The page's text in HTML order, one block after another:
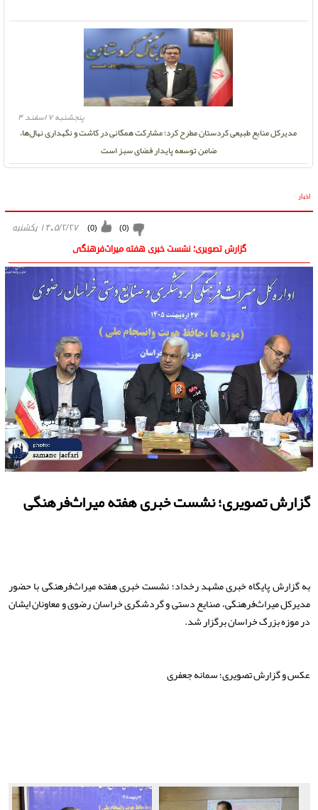
مدیرکل منابع طبیعی کردستان مطرح کرد؛ مشارکت همگانی در کاشت و نگهداری نهال‌ها،
ضامن توسعه پایدار فضای سبز است
پنجشنبه ۷ اسفند ۴
اخبار
۱۴۰۵/۲/۲۷ يكشنبه (
0
) (
0
)
گزارش تصویری؛ نشست خبری هفته میراث‌فرهنگی
گزارش تصویری؛ نشست خبری هفته میراث‌فرهنگی
به گزارش پایگاه خبری مشهد رخداد؛ نشست خبری هفته میراث‌فرهنگی با حضور
مدیرکل میراث‌فرهنگی، صنایع دستی و گردشگری خراسان رضوی و معاونان ایشان
در موزه بزرگ خراسان برگزار شد.
عکس و گزارش تصویری؛ سمانه جعفری